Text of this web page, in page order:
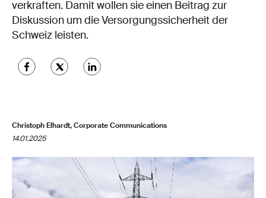
verkraften. Damit wollen sie einen Beitrag zur
Diskussion um die Versorgungssicherheit der
Schweiz leisten.
Christoph Elhardt, Corporate Communications
14.01.2025